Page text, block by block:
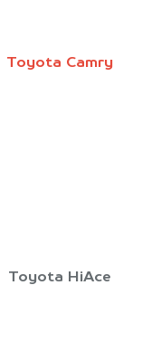
Toyota Camry
Toyota HiAce